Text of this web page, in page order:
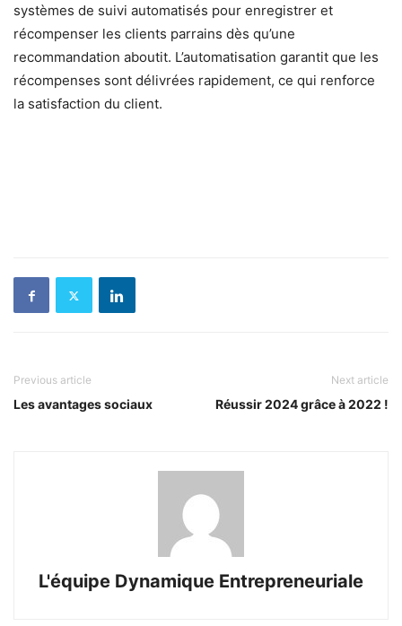
systèmes de suivi automatisés pour enregistrer et
récompenser les clients parrains dès qu’une
recommandation aboutit. L’automatisation garantit que les
récompenses sont délivrées rapidement, ce qui renforce
la satisfaction du client.
Previous article
Les avantages sociaux
Next article
Réussir 2024 grâce à 2022 !
L'équipe Dynamique Entrepreneuriale